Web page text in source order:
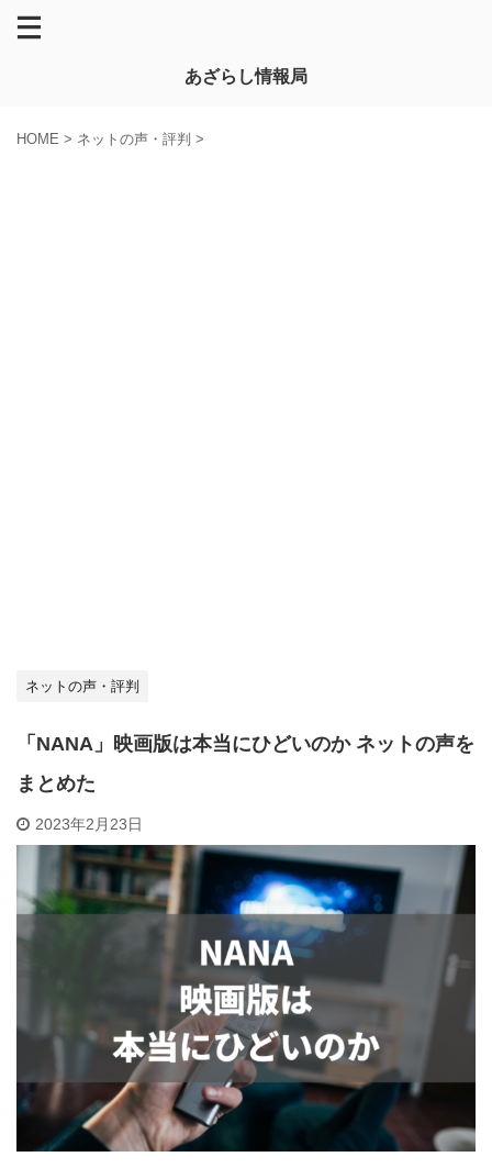
あざらし情報局
HOME > ネットの声・評判 >
ネットの声・評判
「NANA」映画版は本当にひどいのか ネットの声を
まとめた
2023年2月23日